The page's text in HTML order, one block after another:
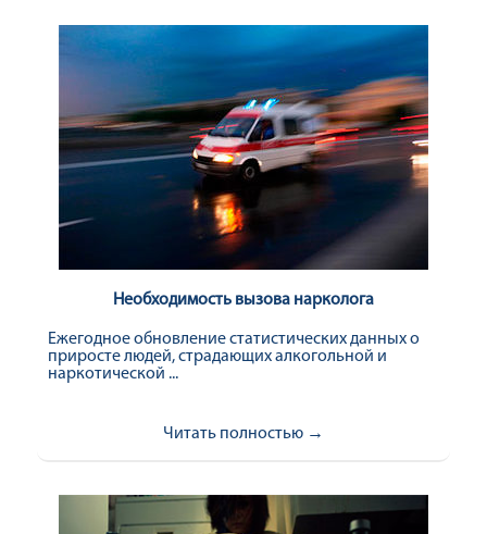
Необходимость вызова нарколога
Ежегодное обновление статистических данных о
приросте людей, страдающих алкогольной и
наркотической ...
Читать полностью →